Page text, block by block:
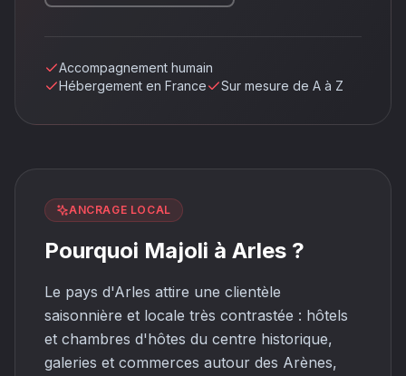
Accompagnement humain
Hébergement en France
Sur mesure de A à Z
ANCRAGE LOCAL
Pourquoi Majoli à Arles ?
Le pays d'Arles attire une clientèle
saisonnière et locale très contrastée : hôtels
et chambres d'hôtes du centre historique,
galeries et commerces autour des Arènes,